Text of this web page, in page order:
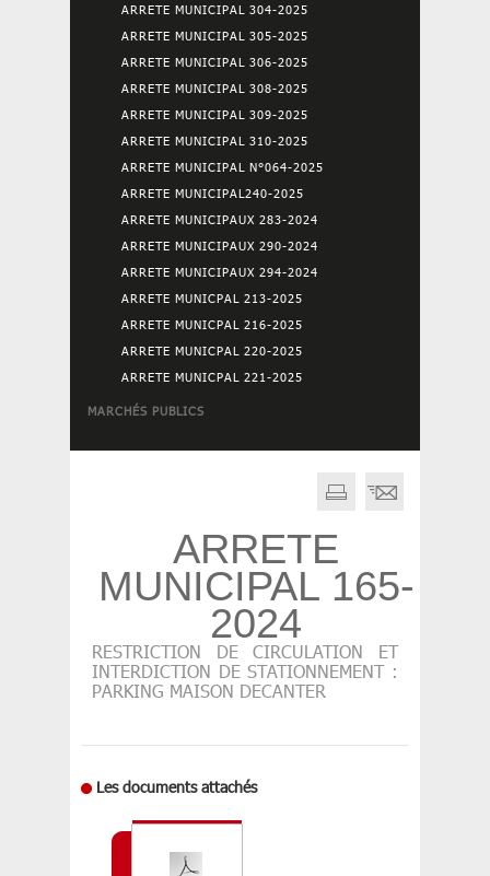
ARRETE MUNICIPAL 304-2025
ARRETE MUNICIPAL 305-2025
ARRETE MUNICIPAL 306-2025
ARRETE MUNICIPAL 308-2025
ARRETE MUNICIPAL 309-2025
ARRETE MUNICIPAL 310-2025
ARRETE MUNICIPAL N°064-2025
ARRETE MUNICIPAL240-2025
ARRETE MUNICIPAUX 283-2024
ARRETE MUNICIPAUX 290-2024
ARRETE MUNICIPAUX 294-2024
ARRETE MUNICPAL 213-2025
ARRETE MUNICPAL 216-2025
ARRETE MUNICPAL 220-2025
ARRETE MUNICPAL 221-2025
MARCHÉS PUBLICS
ARRETE
MUNICIPAL 165-
2024
RESTRICTION DE CIRCULATION ET
INTERDICTION DE STATIONNEMENT :
PARKING MAISON DECANTER
Les documents attachés